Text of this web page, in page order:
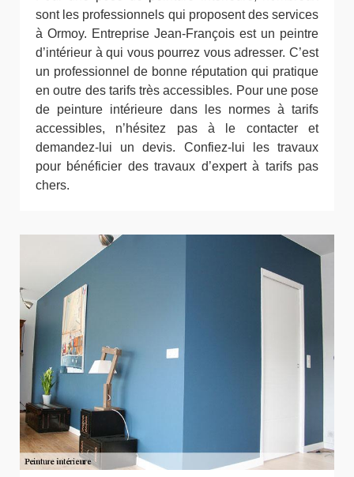
sont les professionnels qui proposent des services
à Ormoy. Entreprise Jean-François est un peintre
d’intérieur à qui vous pourrez vous adresser. C’est
un professionnel de bonne réputation qui pratique
en outre des tarifs très accessibles. Pour une pose
de peinture intérieure dans les normes à tarifs
accessibles, n’hésitez pas à le contacter et
demandez-lui un devis. Confiez-lui les travaux
pour bénéficier des travaux d’expert à tarifs pas
chers.